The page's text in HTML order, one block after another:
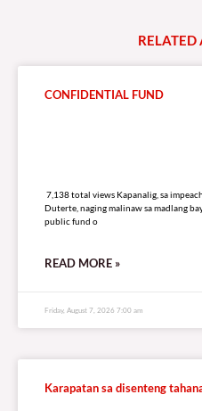
RELATED
CONFIDENTIAL FUND
7,138 total views Kapanalig, sa
Duterte, naging malinaw sa madlang
public fund o
READ MORE »
Friday, August 7, 2026 7:00 am
Karapatan sa disenteng